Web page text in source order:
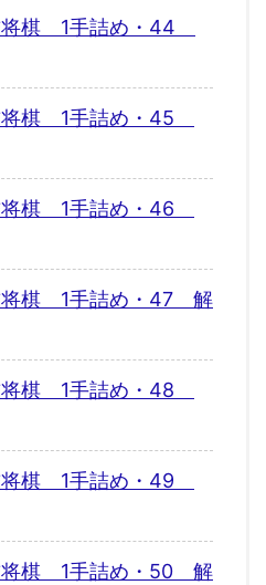
将棋 1手詰め・44
将棋 1手詰め・45
将棋 1手詰め・46
将棋 1手詰め・47 解
将棋 1手詰め・48
将棋 1手詰め・49
将棋 1手詰め・50 解